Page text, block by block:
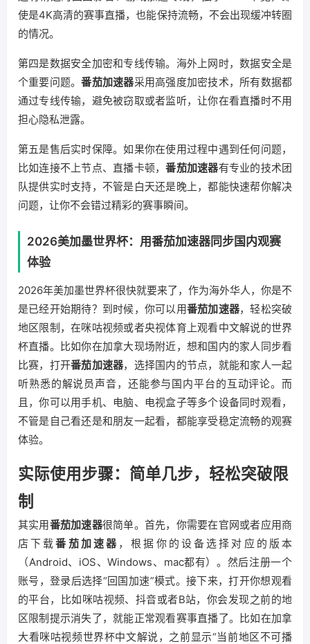
使是4K高清的赛事直播，也能保持流畅，不会出现缓冲转圈
的情况。
第四是数据安全加密和专线传输。海外上网时，数据安全是
个重要问题。番茄加速器采用高强度加密技术，所有数据都
通过专线传输，避免被窃取或者监听，让你在看直播时不用
担心隐私泄露。
第五是售后实时保障。如果你在使用过程中遇到任何问题，
比如连接不上节点、直播卡顿，番茄加速器有专业的技术团
队提供实时支持，不管是白天还是晚上，都能快速帮你解决
问题，让你不会错过精彩的赛事瞬间。
2026美加墨世界杯：用番茄加速器同步国内观赛
体验
2026年美加墨世界杯很快就要来了，作为海外华人，你是不
是已经开始期待？到时候，你可以用番茄加速器，轻松突破
地区限制，在咪咕视频或者央视体育上观看中文解说的世界
杯直播。比如你在加拿大现场附近，想和国内的家人同步看
比赛，打开番茄加速器，选择国内的节点，就能和家人一起
听熟悉的解说员声音，还能参与国内平台的互动评论。而
且，你可以用手机、电脑、电视盒子等多个设备同时观看，
不管是自己看还是和朋友一起看，都能享受稳定流畅的观赛
体验。
实际使用步骤：简单几步，轻松突破限
制
其实用番茄加速器很简单。首先，你需要在官网或者应用商
店下载番茄加速器 ，根据你的设备选择对应的版本
（Android、iOS、Windows、mac都有）。然后注册一个
账号，登录后选择“回国加速”模式。接下来，打开你想观看
的平台，比如咪咕视频、抖音或者B站，你会发现之前的地
区限制提示消失了，就能正常观看赛事直播了。比如在加拿
大看咪咕视频世界杯中文解说，之前显示“当前地区不可播